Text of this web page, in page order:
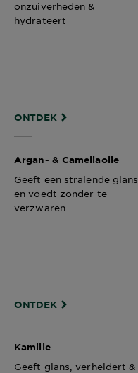
onzuiverheden &
hydrateert ​
ONTDEK
Argan- & Cameliaolie​
Geeft een stralende glans
en voedt zonder te
verzwaren​
ONTDEK
Kamille
Geeft glans, verheldert &